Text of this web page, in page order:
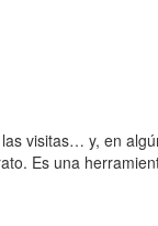
visitas… y, en
Es una